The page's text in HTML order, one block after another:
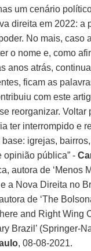
um cenário
direita em 2022: a
No mais, caso
o nome e, como
anos atrás,
ficam as
com este
reorganizar. Voltar
ter interrompido e
igrejas,
opinião pública” -
autora de ‘Menos
a Nova Direita no
de ‘The
and Right Wing
Brazil’ (Springer-
, 08-08-2021.